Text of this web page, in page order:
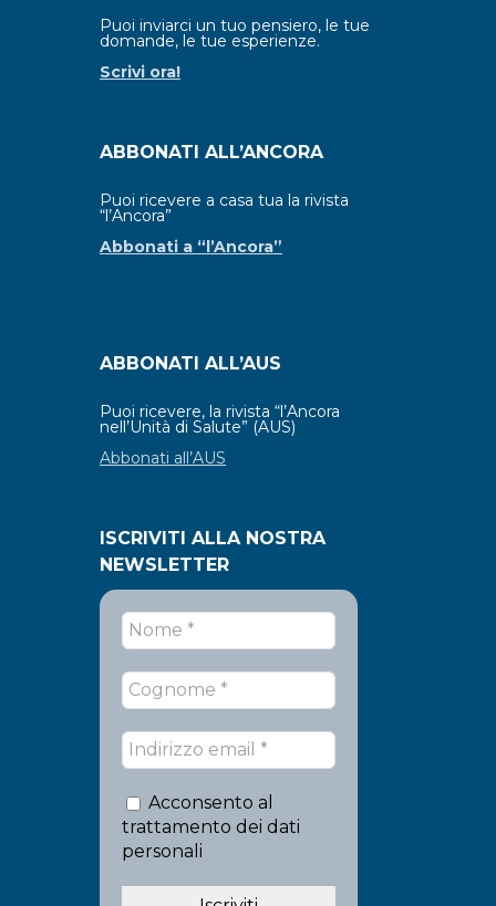
Puoi inviarci un tuo pensiero, le tue
domande, le tue esperienze.
Scrivi ora!
ABBONATI ALL’ANCORA
Puoi ricevere a casa tua la rivista
“l’Ancora”
Abbonati a “l’Ancora”
ABBONATI ALL’AUS
Puoi ricevere, la rivista “l’Ancora
nell’Unità di Salute” (AUS)
Abbonati all’AUS
ISCRIVITI ALLA NOSTRA
NEWSLETTER
Acconsento al
trattamento dei dati
personali